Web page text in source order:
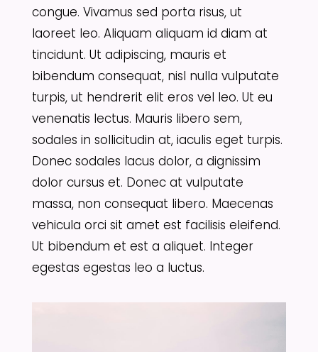
congue. Vivamus sed porta risus, ut
laoreet leo. Aliquam aliquam id diam at
tincidunt. Ut adipiscing, mauris et
bibendum consequat, nisl nulla vulputate
turpis, ut hendrerit elit eros vel leo. Ut eu
venenatis lectus. Mauris libero sem,
sodales in sollicitudin at, iaculis eget turpis.
Donec sodales lacus dolor, a dignissim
dolor cursus et. Donec at vulputate
massa, non consequat libero. Maecenas
vehicula orci sit amet est facilisis eleifend.
Ut bibendum et est a aliquet. Integer
egestas egestas leo a luctus.